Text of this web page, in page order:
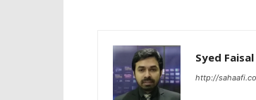
Syed Faisal
http://